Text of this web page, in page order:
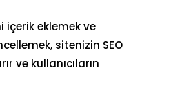
içerik eklemek ve
sitenizin SEO
ve kullanıcıların